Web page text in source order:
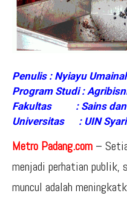
Penulis ​: Nyiayu
Program Studi ​:
Fakultas ​: Sains dan
Universitas ​: UIN
Metro Padang.com –
menjadi perhatian publik,
muncul adalah